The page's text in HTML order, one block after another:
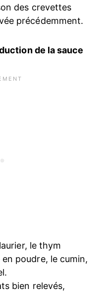
des crevettes
précédemment.
de la sauce
le thym
poudre, le cumin,
bien relevés,